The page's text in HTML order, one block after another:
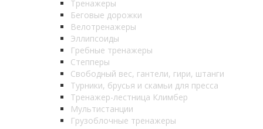
Тренажеры
Беговые дорожки
Велотренажеры
Эллипсоиды
Гребные тренажеры
Степперы
Свободный вес, гантели, гири, штанги
Турники, брусья и скамьи для пресса
Тренажер-лестница Климбер
Мультистанции
Грузоблочные тренажеры